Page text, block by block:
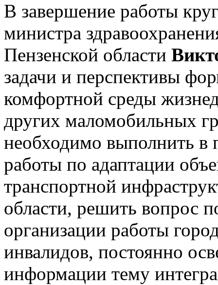
В завершение работы
министра
Пензенской области
задачи и перспективы
комфортной среды
других маломобильных
необходимо выполнить в
работы по адаптации
транспортной
области, решить вопрос
организации работы
инвалидов, постоянно
информации тему